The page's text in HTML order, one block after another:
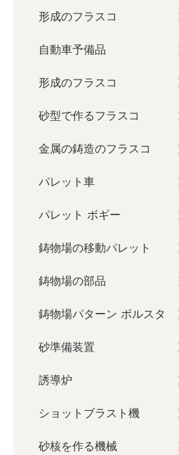
形成のフラスコ
自動車予備品
形成のフラスコ
砂型で作るフラスコ
金属の鋳造のフラスコ
パレット車
パレット ボギー
鋳物場の移動パレット
鋳物場の部品
鋳物場パターン ボルスタ
砂準備装置
誘導炉
ショットブラスト機
砂核を作る機械